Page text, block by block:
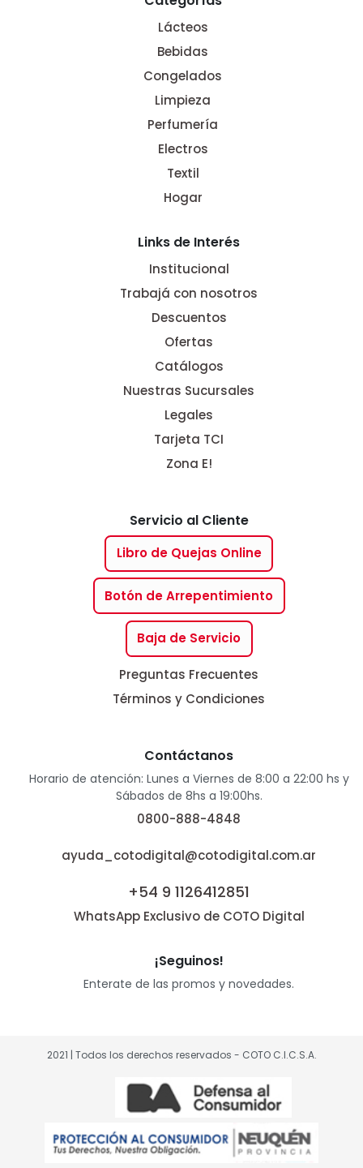
Lácteos
Bebidas
Congelados
Limpieza
Perfumería
Electros
Textil
Hogar
Links de Interés
Institucional
Trabajá con nosotros
Descuentos
Ofertas
Catálogos
Nuestras Sucursales
Legales
Tarjeta TCI
Zona E!
Servicio al Cliente
Libro de Quejas Online
Botón de Arrepentimiento
Baja de Servicio
Preguntas Frecuentes
Términos y Condiciones
Contáctanos
Horario de atención: Lunes a Viernes de 8:00 a 22:00 hs y
Sábados de 8hs a 19:00hs.
0800-888-4848
ayuda_cotodigital@cotodigital.com.ar
+54 9 1126412851
WhatsApp Exclusivo de COTO Digital
¡Seguinos!
Enterate de las promos y novedades.
2021 | Todos los derechos reservados - COTO C.I.C.S.A.